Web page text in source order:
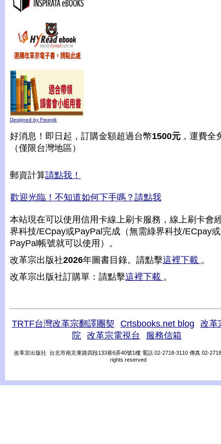
Designed by Freepik
好消息！即日起，訂購金額超過台幣1500元 ，運費全
（僅限台灣地區）
郵資計算請點我！
歡迎光臨！不知道如何下手嗎？請點我
本站現在可以使用信用卡線上刷卡服務，線上刷卡會
界科技/ECpay或PayPal完成（無需綠界科技/ECpay或
PayPal帳號就可以使用）。
改革宗出版社2026年圖書目錄。請點擊這裡下載 。
改革宗出版社訂購單：請點擊這裡下載 。
TRTF台灣改革宗翻譯團契 Crtsbooks.net blog
改革
院
改革宗電視台 服務信箱
改革宗出版社 台北市南京東路四段133巷6弄40號1樓 電話 02-2718-3110 傳真 02-
rights reserved